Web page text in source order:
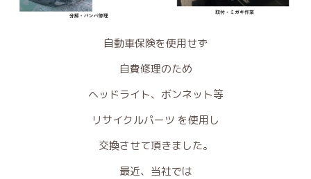
自動車保険を使用せず
自費修理のため
ヘッドライト、ボンネット等
リサイクルパーツ を使用し
交換させて頂きました。
最近、当社では